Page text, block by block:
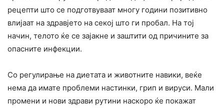
рецепти што се подготвуваат многу години позитивно
влијаат на здравјето на секој што ги пробал. На тој
начин, телото ќе се зајакне и заштити од причините за
опасните инфекции.
Со регулирање на диетата и животните навики, веќе
нема да имате проблеми настинки, грип и вируси. Мали
промени и нови здрави рутини наскоро ќе покажат